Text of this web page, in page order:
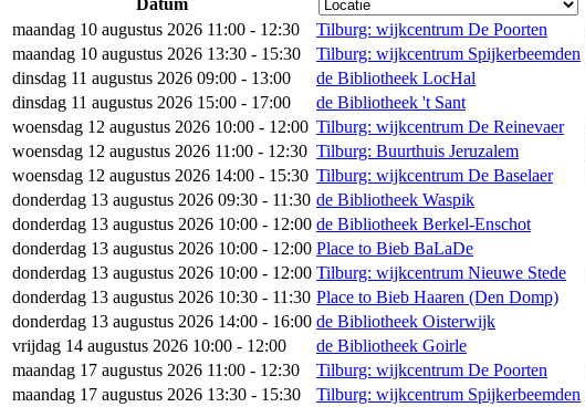
Datum
maandag 10 augustus 2026 11:00 - 12:30
Tilburg: wijkcentrum De Poorten
maandag 10 augustus 2026 13:30 - 15:30
Tilburg: wijkcentrum Spijkerbeemden
dinsdag 11 augustus 2026 09:00 - 13:00
de Bibliotheek LocHal
dinsdag 11 augustus 2026 15:00 - 17:00
de Bibliotheek 't Sant
woensdag 12 augustus 2026 10:00 - 12:00 Tilburg: wijkcentrum De Reinevaer
woensdag 12 augustus 2026 11:00 - 12:30 Tilburg: Buurthuis Jeruzalem
woensdag 12 augustus 2026 14:00 - 15:30 Tilburg: wijkcentrum De Baselaer
donderdag 13 augustus 2026 09:30 - 11:30 de Bibliotheek Waspik
donderdag 13 augustus 2026 10:00 - 12:00 de Bibliotheek Berkel-Enschot
donderdag 13 augustus 2026 10:00 - 12:00 Place to Bieb BaLaDe
donderdag 13 augustus 2026 10:00 - 12:00 Tilburg: wijkcentrum Nieuwe Stede
donderdag 13 augustus 2026 10:30 - 11:30 Place to Bieb Haaren (Den Domp)
donderdag 13 augustus 2026 14:00 - 16:00 de Bibliotheek Oisterwijk
vrijdag 14 augustus 2026 10:00 - 12:00
de Bibliotheek Goirle
maandag 17 augustus 2026 11:00 - 12:30
Tilburg: wijkcentrum De Poorten
maandag 17 augustus 2026 13:30 - 15:30
Tilburg: wijkcentrum Spijkerbeemden